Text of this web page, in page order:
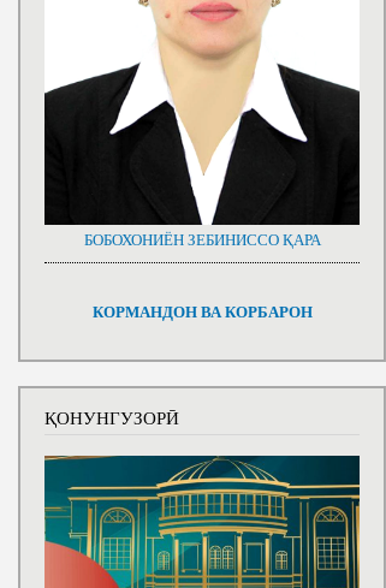
БОБОХОНИЁН ЗЕБИНИССО ҚАРА
КОРМАНДОН ВА КОРБАРОН
ҚОНУНГУЗОРӢ